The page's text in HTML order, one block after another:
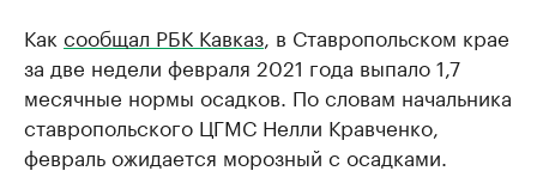
Как сообщал РБК Кавказ , в Ставропольском крае
за две недели февраля 2021 года выпало 1,7
месячные нормы осадков. По словам начальника
ставропольского ЦГМС Нелли Кравченко,
февраль ожидается морозный с осадками.